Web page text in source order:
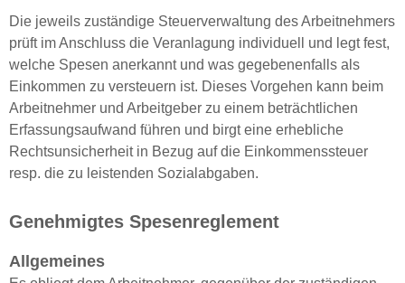
Die jeweils zuständige Steuerverwaltung des Arbeitnehmers
prüft im Anschluss die Veranlagung individuell und legt fest,
welche Spesen anerkannt und was gegebenenfalls als
Einkommen zu versteuern ist. Dieses Vorgehen kann beim
Arbeitnehmer und Arbeitgeber zu einem beträchtlichen
Erfassungsaufwand führen und birgt eine erhebliche
Rechtsunsicherheit in Bezug auf die Einkommenssteuer
resp. die zu leistenden Sozialabgaben.
Genehmigtes Spesenreglement
Allgemeines